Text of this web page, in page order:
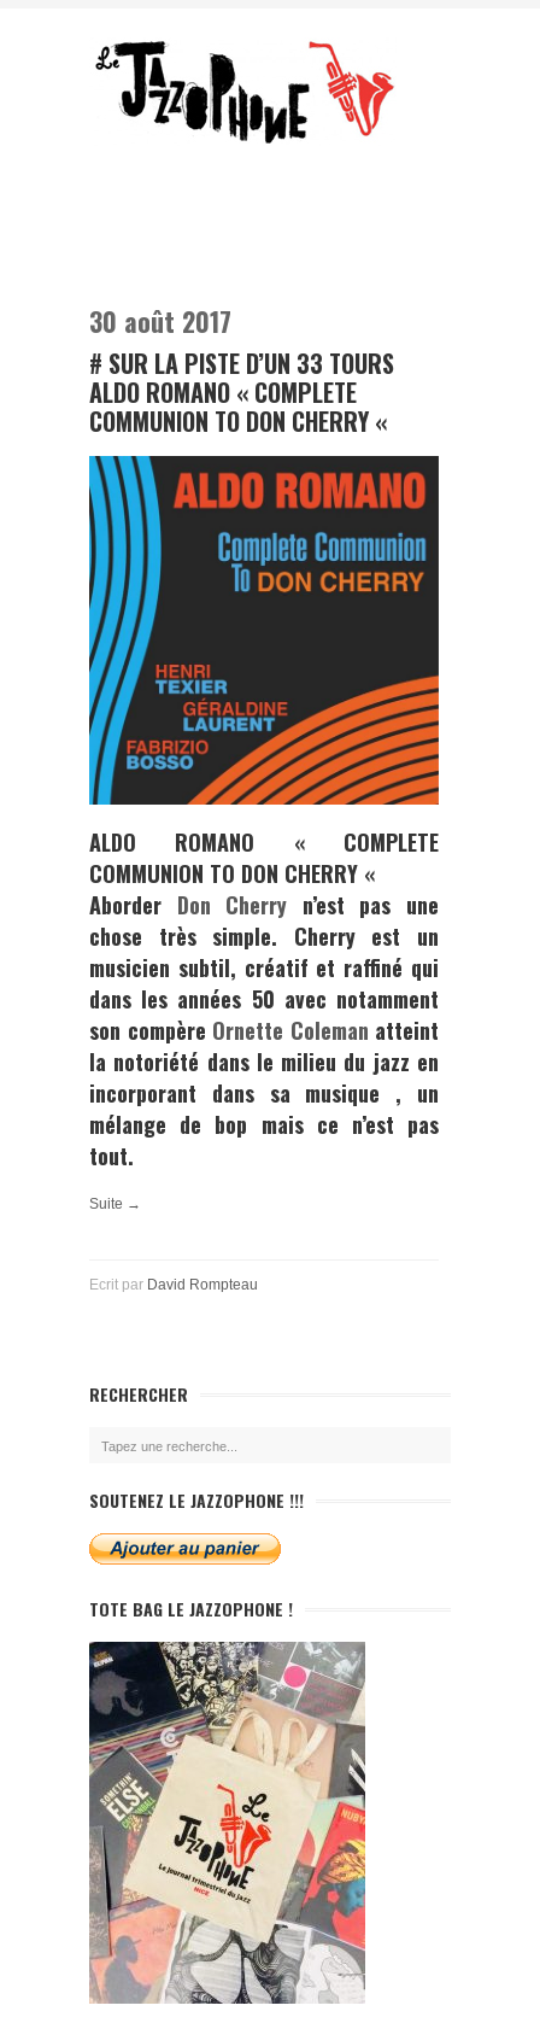
30 août 2017
# SUR LA PISTE D’UN 33 TOURS
ALDO ROMANO « COMPLETE
COMMUNION TO DON CHERRY «
ALDO ROMANO « COMPLETE
COMMUNION TO DON CHERRY «
Aborder Don Cherry n’est pas une
chose très simple. Cherry est un
musicien subtil, créatif et raffiné qui
dans les années 50 avec notamment
son compère Ornette Coleman atteint
la notoriété dans le milieu du jazz en
incorporant dans sa musique , un
mélange de bop mais ce n’est pas
tout.
Suite →
Ecrit par David Rompteau
RECHERCHER
SOUTENEZ LE JAZZOPHONE !!!
TOTE BAG LE JAZZOPHONE !